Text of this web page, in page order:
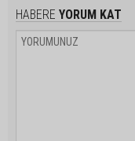
HABERE YORUM KAT